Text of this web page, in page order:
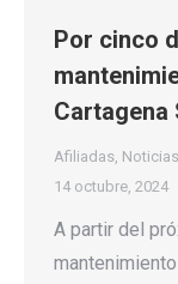
Por cinco
Cartagena
Afiliadas, Noticias
14 octubre, 2024
A partir del